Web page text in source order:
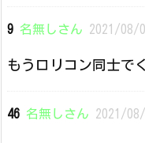
9 名無しさん 2021/08/
もうロリコン同士で
46 名無しさん 2021/